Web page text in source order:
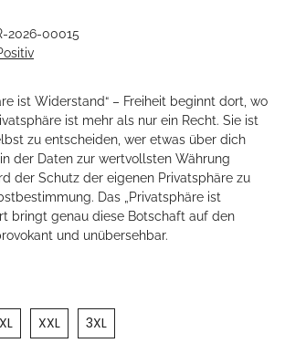
2026-00015
ist Widerstand“ – Freiheit beginnt dort, wo
ist mehr als nur ein Recht. Sie ist
zu entscheiden, wer etwas über dich
der Daten zur wertvollsten Währung
der Schutz der eigenen Privatsphäre zu
Das „Privatsphäre ist
bringt genau diese Botschaft auf den
und unübersehbar.
XL XXL 3XL